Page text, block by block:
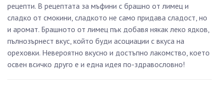
рецепти. В рецептата за мъфини с брашно от лимец и
сладко от смокини, сладкото не само придава сладост, но
и аромат. Брашното от лимец пък добавя някак леко ядков,
пълнозърнест вкус, който буди асоциации с вкуса на
ореховки. Невероятно вкусно и достъпно лакомство, което
освен всичко друго е и една идея по-здравословно!